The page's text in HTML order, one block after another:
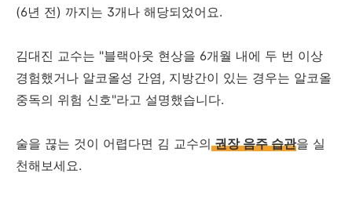
(6년 전) 까지는 3개나 해당되었어요.
김대진 교수는 "블랙아웃 현상을 6개월 내에 두 번 이상
경험했거나 알코올성 간염, 지방간이 있는 경우는 알코올
중독의 위험 신호"라고 설명했습니다.
술을 끊는 것이 어렵다면 김 교수의권장 음주 습관을 실
천해보세요.